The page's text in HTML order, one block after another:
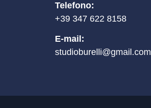
Telefono:
+39 347 622 8158
E-mail:
studioburelli@gmail.com